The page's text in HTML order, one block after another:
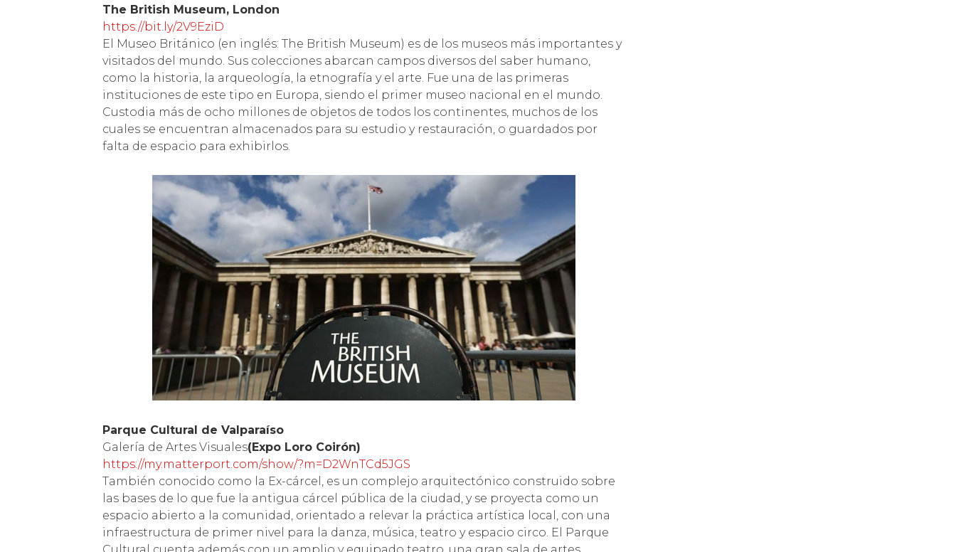
The British Museum, London
https://bit.ly/2V9EziD
El Museo Británico (en inglés: The British Museum) es de los museos más importantes y
visitados del mundo. Sus colecciones abarcan campos diversos del saber humano,
como la historia, la arqueología, la etnografía y el arte. Fue una de las primeras
instituciones de este tipo en Europa, siendo el primer museo nacional en el mundo.
Custodia más de ocho millones de objetos de todos los continentes, muchos de los
cuales se encuentran almacenados para su estudio y restauración, o guardados por
falta de espacio para exhibirlos.
Parque Cultural de Valparaíso
Galería de Artes Visuales(Expo Loro Coirón)
https://my.matterport.com/show/?m=D2WnTCd5JGS
También conocido como la Ex-cárcel, es un complejo arquitectónico construido sobre
las bases de lo que fue la antigua cárcel pública de la ciudad, y se proyecta como un
espacio abierto a la comunidad, orientado a relevar la práctica artística local, con una
infraestructura de primer nivel para la danza, música, teatro y espacio circo. El Parque